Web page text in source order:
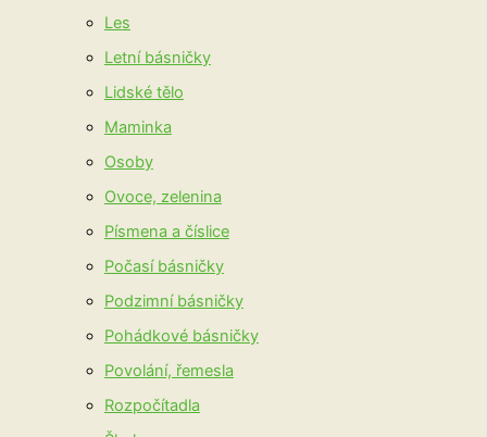
Les
Letní básničky
Lidské tělo
Maminka
Osoby
Ovoce, zelenina
Písmena a číslice
Počasí básničky
Podzimní básničky
Pohádkové básničky
Povolání, řemesla
Rozpočítadla